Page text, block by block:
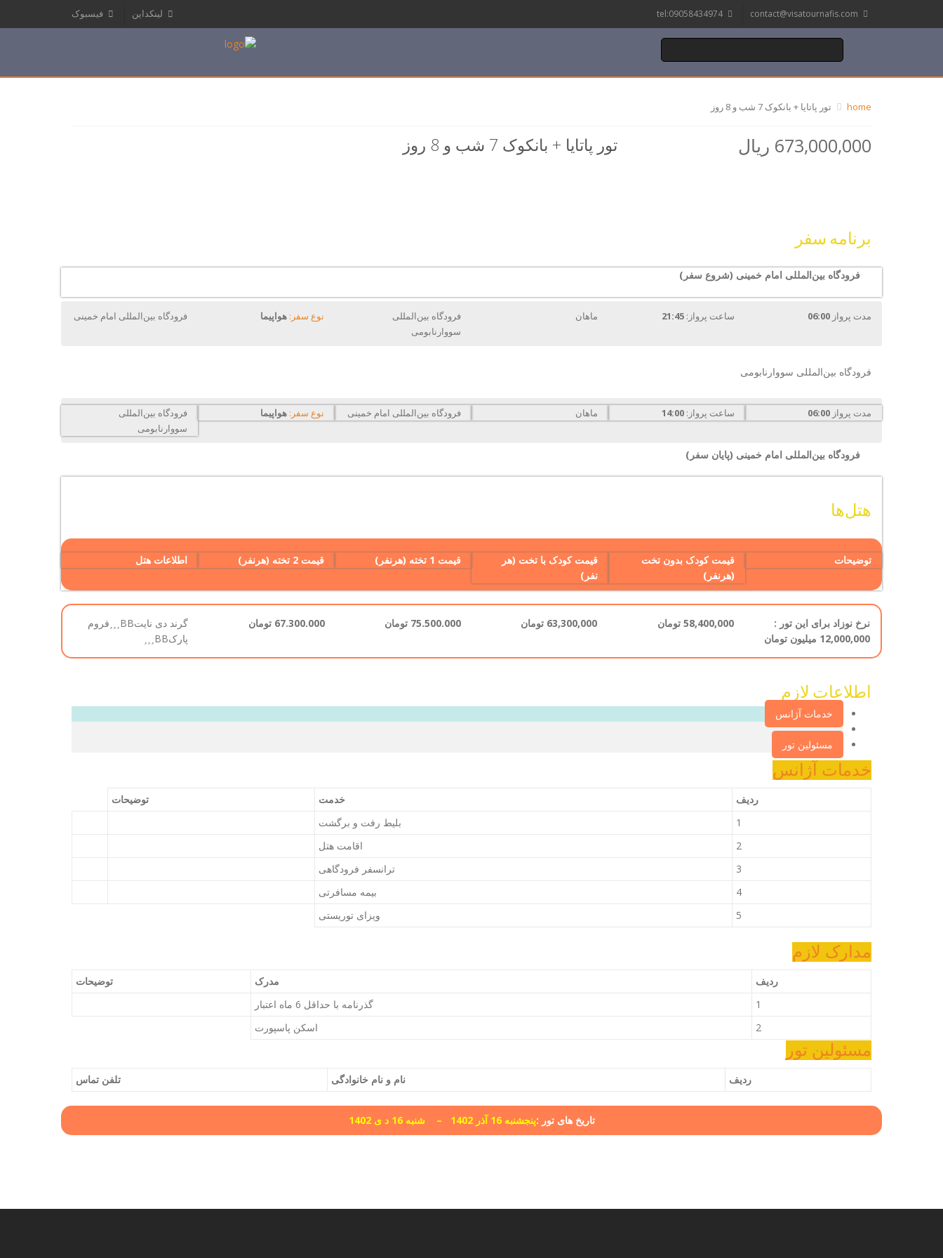
فیسبوک لینکداین tel:09058434974 contact@visatournafis.com
home تور پاتایا + بانکوک 7 شب و 8 روز
تور پاتایا + بانکوک 7 شب و 8 روز 673,000,000 ریال
برنامه سفر
فرودگاه بین‌المللی امام خمینی (شروع سفر)
فرودگاه بین‌المللی امام خمینی نوع سفر: هواپیما
فرودگاه بین‌المللی
سووارنابومی
ماهان ساعت پرواز: مدت پرواز 06:00
فرودگاه بین‌المللی سووارنابومی
فرودگاه بین‌المللی
سووارنابومی
نوع سفر: هواپیما فرودگاه بین‌المللی امام خمینی ماهان ساعت پرواز: 14:00 مدت پرواز 06:00
فرودگاه بین‌المللی امام خمینی (پایان سفر)
هتل‌ها
اطلاعات هتل قیمت 2 تخته (هرنفر) قیمت 1 تخته (هرنفر)
قیمت کودک با تخت (هر
نفر)
قیمت کودک بدون تخت
(هرنفر)
توضیحات
گرند دی نایتBB
فروم
پارکBB
67.300.000 تومان 75.500.000 تومان 63,300,000 تومان 58,400,000 تومان
نرخ نوزاد برای این تور :
12,000,000 میلیون تومان
اطلاعات لازم‌
خدمات آژانس
مسئولین تور
خدمات آژانس
ردیف خدمت
توضیحات
1
بلیط رفت و برگشت
2
اقامت هتل
3
ترانسفر فرودگاهی
4
بیمه مسافرتی
5
ویزای توریستی
مدارک لازم
ردیف مدرک
توضیحات
1
گذرنامه با حداقل 6 ماه اعتبار
2
اسکن پاسپورت
مسئولین تور
ردیف نام و نام خانوادگی تلفن تماس
تاریخ های تور :پنجشنبه 16 آذر 1402 – شنبه 16 د ی 1402